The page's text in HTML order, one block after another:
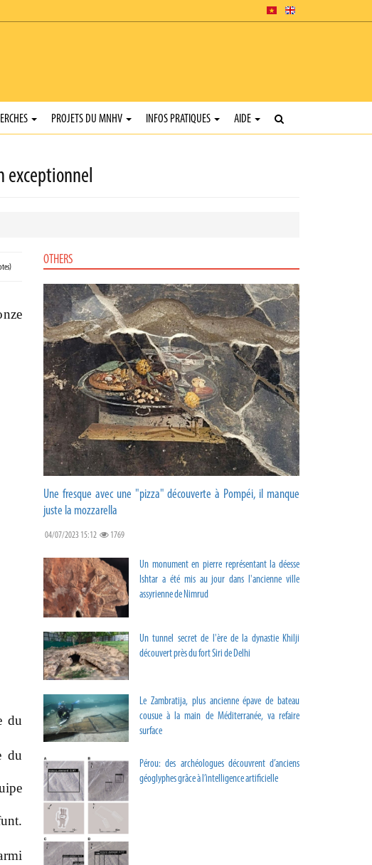
PROJETS DU MNHV INFOS PRATIQUES AIDE
exceptionnel
du
du
OTHERS
Une fresque avec une "pizza" découverte à Pompéi, il manque
juste la mozzarella
04/07/2023 15:12 1769
Un monument en pierre représentant la déesse
Ishtar a été mis au jour dans l'ancienne ville
assyrienne de Nimrud
Un tunnel secret de l'ère de la dynastie Khilji
découvert près du fort Siri de Delhi
Le Zambratija, plus ancienne épave de bateau
cousue à la main de Méditerranée, va refaire
surface
Pérou: des archéologues découvrent d’anciens
géoglyphes grâce à l’intelligence artificielle